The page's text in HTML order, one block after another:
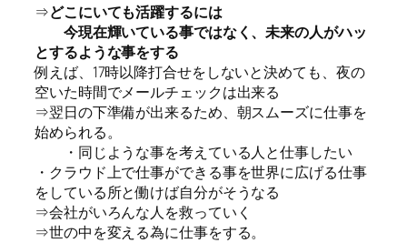
⇒どこにいても活躍するには
今現在輝いている事ではなく、未来の人がハッ
とするような事をする
例えば、17時以降打合せをしないと決めても、夜の
空いた時間でメールチェックは出来る
⇒翌日の下準備が出来るため、朝スムーズに仕事を
始められる。
・同じような事を考えている人と仕事したい
・クラウド上で仕事ができる事を世界に広げる仕事
をしている所と働けば自分がそうなる
⇒会社がいろんな人を救っていく
⇒世の中を変える為に仕事をする。